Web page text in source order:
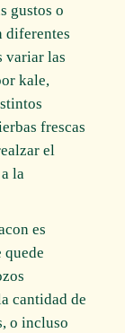
gustos o
diferentes
variar las
kale,
frescas
el
la
es
cantidad de
o incluso